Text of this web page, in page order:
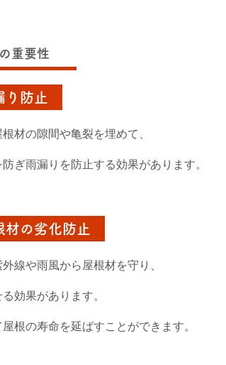
重要性
り防止
材の隙間や亀裂を埋めて、
ぎ雨漏りを防止する効果があります。
材の劣化防止
線や雨風から屋根材を守り、
効果があります。
根の寿命を延ばすことができます。